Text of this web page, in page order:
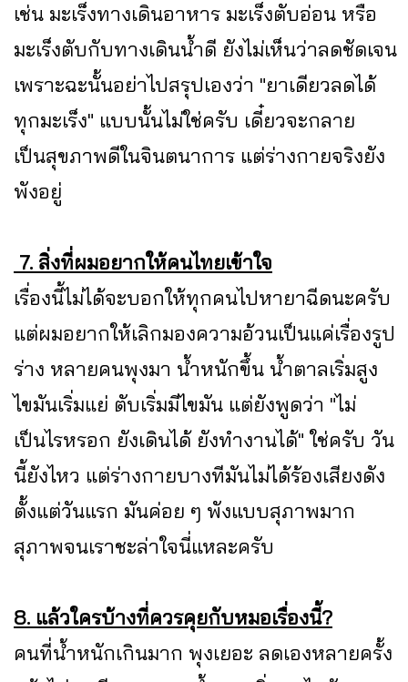
เช่น มะเร็งทางเดินอาหาร มะเร็งตับอ่อน หรือ
มะเร็งตับกับทางเดินน้ำดี ยังไม่เห็นว่าลดชัดเจน
เพราะฉะนั้นอย่าไปสรุปเองว่า "ยาเดียวลดได้
ทุกมะเร็ง" แบบนั้นไม่ใช่ครับ เดี๋ยวจะกลาย
เป็นสุขภาพดีในจินตนาการ แต่ร่างกายจริงยัง
พังอยู่
7. สิ่งที่ผมอยากให้คนไทยเข้าใจ
เรื่องนี้ไม่ได้จะบอกให้ทุกคนไปหายาฉีดนะครับ
แต่ผมอยากให้เลิกมองความอ้วนเป็นแค่เรื่องรูป
ร่าง หลายคนพุงมา น้ำหนักขึ้น น้ำตาลเริ่มสูง
ไขมันเริ่มแย่ ตับเริ่มมีไขมัน แต่ยังพูดว่า "ไม่
เป็นไรหรอก ยังเดินได้ ยังทำงานได้" ใช่ครับ วัน
นี้ยังไหว แต่ร่างกายบางทีมันไม่ได้ร้องเสียงดัง
ตั้งแต่วันแรก มันค่อย ๆ พังแบบสุภาพมาก
สุภาพจนเราชะล่าใจนี่แหละครับ
8. แล้วใครบ้างที่ควรคุยกับหมอเรื่องนี้?
คนที่น้ำหนักเกินมาก พุงเยอะ ลดเองหลายครั้ง